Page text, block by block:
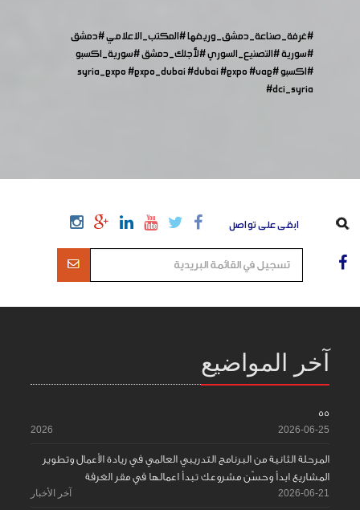
#غرفة_صناعة_دمشق_وريفها#المكتب_الاعلامي#دمشق
#سورية#التصنيع_السوري#لأجلك_دمشق#سورية_اكسبو
#اكسبو#syria_expo
#expo_dubai#dubai#expo#uae
#dci_syria
ابقى على تواصل
آخر المواضيع
55
2026-06-25
2026
المرحلة الثانية من البرنامج التدريبي العالمي في ريادة الأعمال وتطوير
المشاريع ابدأ وحسّن مشروعك تبدأ اعمالها في مقر الغرفة
2026-06-21 آخر الأخبار